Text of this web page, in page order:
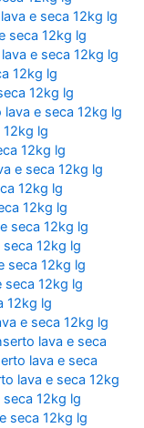
e seca 12kg lg
seca 12kg lg
e seca 12kg lg
12kg lg
12kg lg
e seca 12kg lg
lg
12kg lg
e seca 12kg lg
12kg lg
12kg lg
seca 12kg lg
12kg lg
seca 12kg lg
seca 12kg lg
12kg lg
e seca 12kg lg
lava e seca
lava e seca
lava e seca 12kg
12kg lg
seca 12kg lg